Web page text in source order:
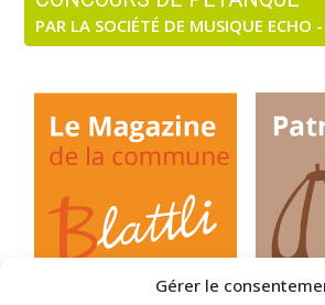
Gérer le
PAR LA SOCIÉTÉ DE MUSIQUE ECHO